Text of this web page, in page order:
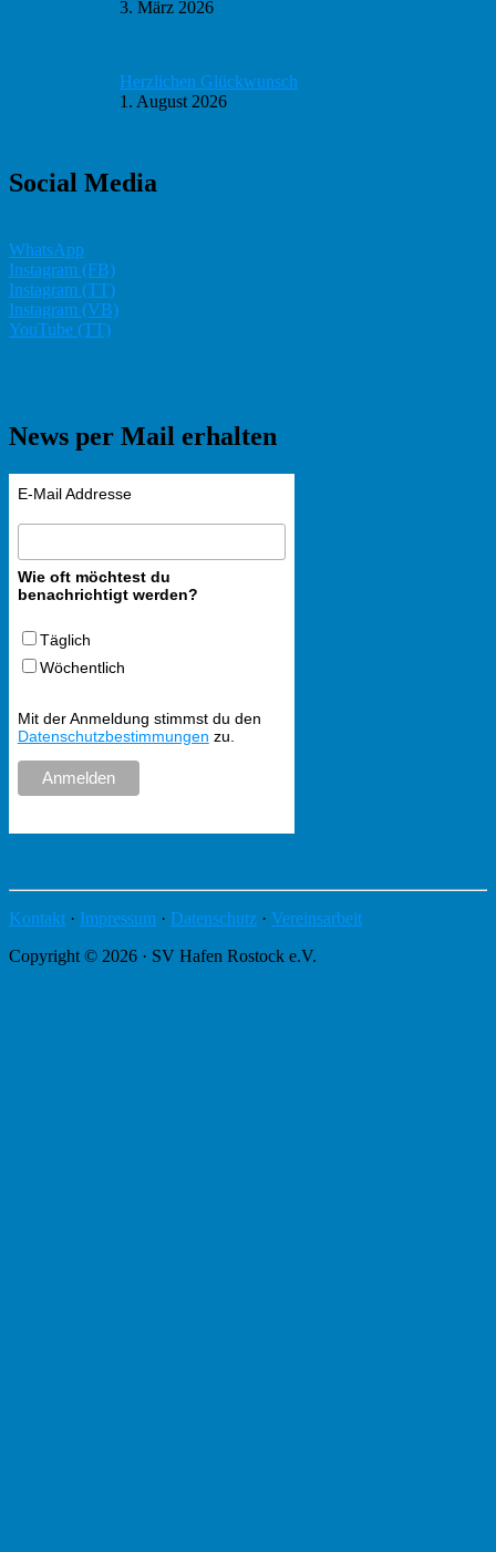
3. März 2026
Herzlichen Glückwunsch
1. August 2026
Social Media
WhatsApp
Instagram (FB)
Instagram (TT)
Instagram (VB)
YouTube (TT)
News per Mail erhalten
E-Mail Addresse
Wie oft möchtest du
benachrichtigt werden?
Täglich
Wöchentlich
Mit der Anmeldung stimmst du den
Datenschutzbestimmungen zu.
Kontakt · Impressum · Datenschutz · Vereinsarbeit
Copyright © 2026 · SV Hafen Rostock e.V.